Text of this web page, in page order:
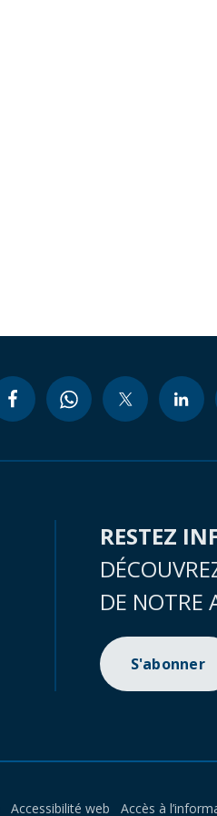
RESTEZ
DE NOTRE
S'abonner
Accessibilité web Accès à